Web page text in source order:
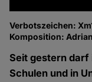
Verbotszeichen:
Komposition:
Seit gestern darf
Schulen und in